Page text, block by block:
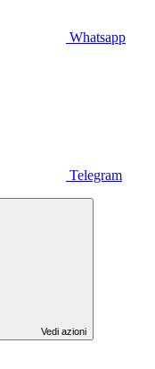
Whatsapp
Telegram
Vedi azioni